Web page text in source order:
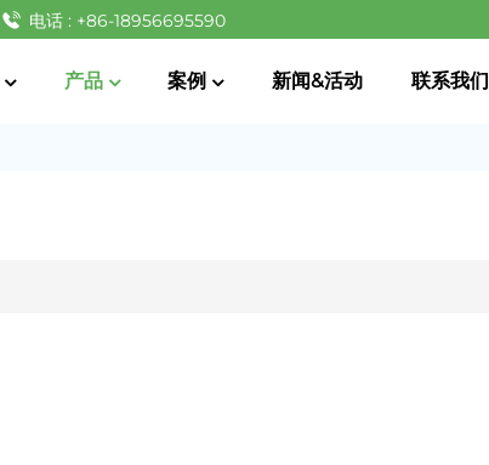
电话 : +86-18956695590
产品 案例 新闻&活动 联系我们